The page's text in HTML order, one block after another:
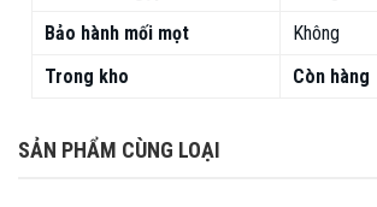
Bảo hành mối mọt
Không
Trong kho
Còn hàng
SẢN PHẨM CÙNG LOẠI